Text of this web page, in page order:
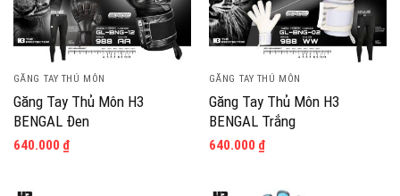
GĂNG TAY THỦ MÔN
Găng Tay Thủ Môn H3
BENGAL Đen
640.000 ₫
GĂNG TAY THỦ MÔN
Găng Tay Thủ Môn H3
BENGAL Trắng
640.000 ₫